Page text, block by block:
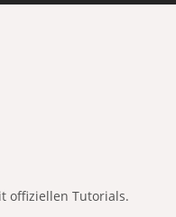
offiziellen Tutorials.